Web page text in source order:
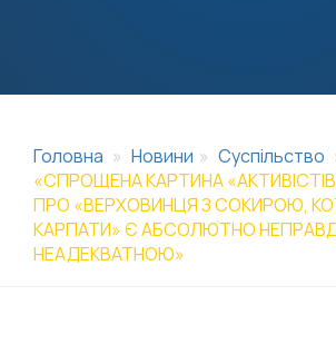
Головна Новини Суспільство
«СПРОЩЕНА КАРТИНА
ПРО «ВЕРХОВИНЦЯ З СОКИРОЮ,
КАРПАТИ» Є АБСОЛЮТНО
НЕАДЕКВАТНОЮ»